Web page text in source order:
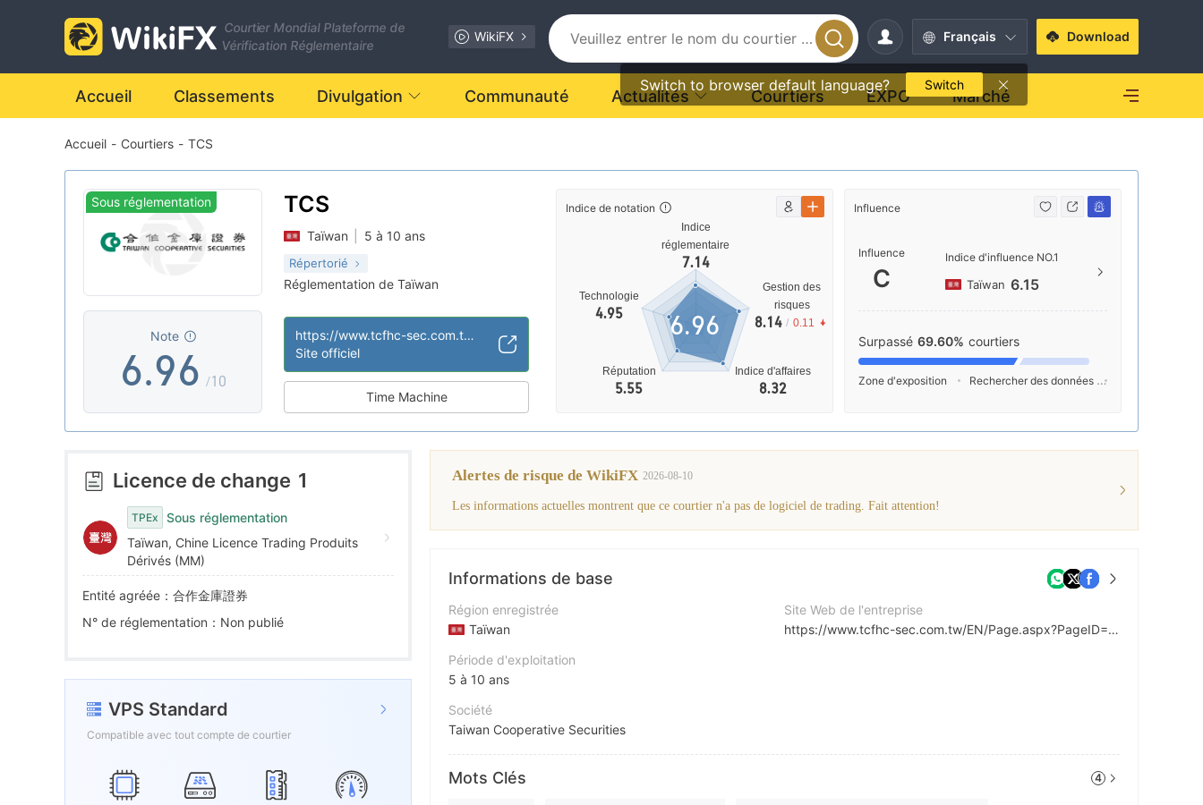
Courtier Mondial Plateforme de
Vérification Réglementaire
WikiFX Français
Switch to browser default language? Switch
Download
Accueil Classements Divulgation Communauté Actualités Courtiers EXPO Marché
Accueil - Courtiers - TCS
Sous réglementation
Note
0
1
2
3
4
5
6
7
8
9
.
3
4
5
6
7
8
9
0
1
2
3
4
5
6
7
8
9
/10
TCS
Taïwan 5 à 10 ans
Répertorié
Réglementation de Taïwan
https://www.tcfhc-sec.com.tw/EN/Page.aspx?PageID=P000000000001&MenuID=99
Site officiel
Time Machine
Indice de notation
Indice
réglementaire
7.14
Technologie
4.95
Réputation
5.55
Indice d'affaires
8.32
Gestion des
risques
8.14 / 0.11
6.96
Influence
Influence
C
Indice d'influence NO.1
Taïwan 6.15
Surpassé 69.60% courtiers
Zone d'exposition Rechercher des données
Licence de change 1
TPEx
Sous réglementation
Taïwan, Chine Licence Trading Produits
Dérivés (MM)
Entité agréée：合作金庫證券
N° de réglementation：Non publié
VPS Standard
Compatible avec tout compte de courtier
Alertes de risque de WikiFX 2026-08-10
Les informations actuelles montrent que ce courtier n'a pas de logiciel de trading. Fait attention!
Informations de base
Région enregistrée
Taïwan
Période d'exploitation
5 à 10 ans
Société
Taiwan Cooperative Securities
Abréviation
TCS
Site Web de l'entreprise
https://www.tcfhc-sec.com.tw/EN/Page.aspx?PageID=P000000000001&MenuID=99
Mots Clés 4